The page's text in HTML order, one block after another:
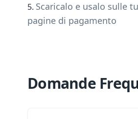
Scaricalo e usalo sulle
pagine di pagamento
Domande